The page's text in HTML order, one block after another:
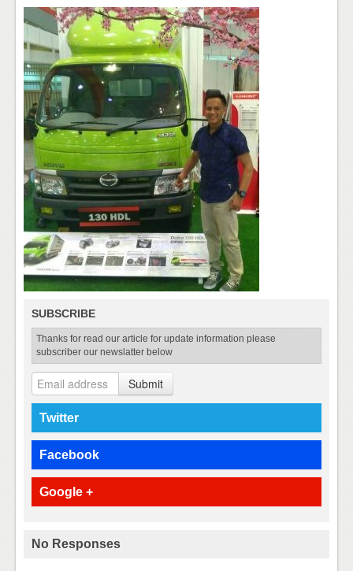
SUBSCRIBE
Thanks for read our article for update information please
subscriber our newslatter below
Submit
Twitter
Facebook
Google +
No Responses